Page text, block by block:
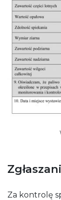
Za kontrolę